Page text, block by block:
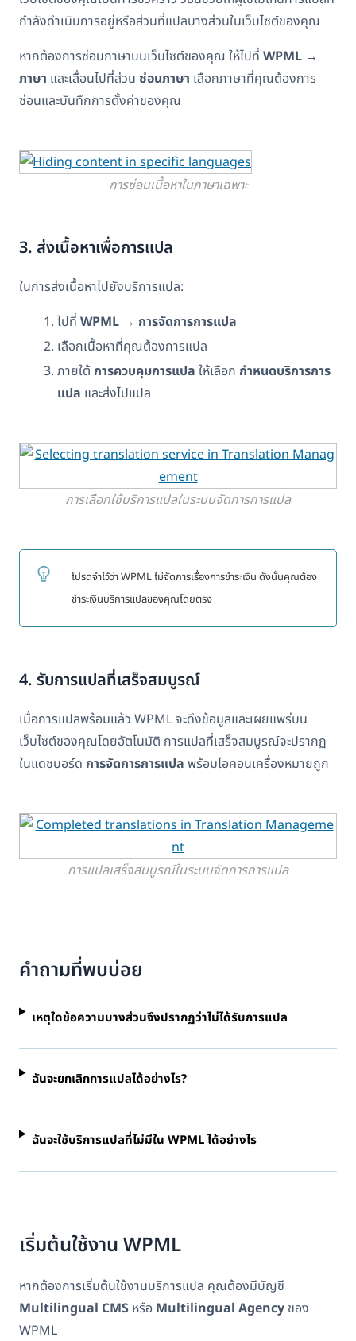
กำลังดำเนินการอยู่หรือส่วนที่แปลบางส่วนในเว็บไซต์ของคุณ
หากต้องการซ่อนภาษาบนเว็บไซต์ของคุณ ให้ไปที่ WPML →
ภาษา และเลื่อนไปที่ส่วน ซ่อนภาษา เลือกภาษาที่คุณต้องการ
ซ่อนและบันทึกการตั้งค่าของคุณ
การซ่อนเนื้อหาในภาษาเฉพาะ
3. ส่งเนื้อหาเพื่อการแปล
ในการส่งเนื้อหาไปยังบริการแปล:
ไปที่ WPML → การจัดการการแปล
เลือกเนื้อหาที่คุณต้องการแปล
ภายใต้ การควบคุมการแปล ให้เลือก กำหนดบริการการ
แปล และส่งไปแปล
การเลือกใช้บริการแปลในระบบจัดการการแปล
โปรดจำไว้ว่า WPML ไม่จัดการเรื่องการชำระเงิน ดังนั้นคุณต้อง
ชำระเงินบริการแปลของคุณโดยตรง
4. รับการแปลที่เสร็จสมบูรณ์
เมื่อการแปลพร้อมแล้ว WPML จะดึงข้อมูลและเผยแพร่บน
เว็บไซต์ของคุณโดยอัตโนมัติ การแปลที่เสร็จสมบูรณ์จะปรากฏ
ในแดชบอร์ด การจัดการการแปล พร้อมไอคอนเครื่องหมายถูก
การแปลเสร็จสมบูรณ์ในระบบจัดการการแปล
คำถามที่พบบ่อย
เหตุใดข้อความบางส่วนจึงปรากฏว่าไม่ได้รับการแปล
ฉันจะยกเลิกการแปลได้อย่างไร?
ฉันจะใช้บริการแปลที่ไม่มีใน WPML ได้อย่างไร
เริ่มต้นใช้งาน WPML
หากต้องการเริ่มต้นใช้งานบริการแปล คุณต้องมีบัญชี
Multilingual CMS หรือ Multilingual Agency ของ
WPML